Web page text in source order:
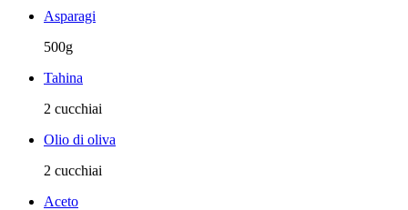
Asparagi
500g
Tahina
2 cucchiai
Olio di oliva
2 cucchiai
Aceto